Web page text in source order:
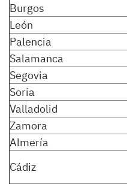
Burgos
León
Palencia
Salamanca
Segovia
Soria
Valladolid
Zamora
Almería
Cádiz